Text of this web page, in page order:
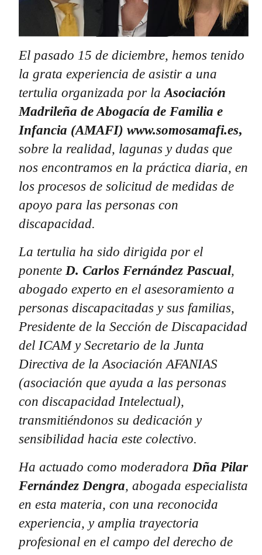
El pasado 15 de diciembre, hemos tenido
la grata experiencia de asistir a una
tertulia organizada por la Asociación
Madrileña de Abogacía de Familia e
Infancia (AMAFI) www.somosamafi.es,
sobre la realidad, lagunas y dudas que
nos encontramos en la práctica diaria, en
los procesos de solicitud de medidas de
apoyo para las personas con
discapacidad.
La tertulia ha sido dirigida por el
ponente D. Carlos Fernández Pascual,
abogado experto en el asesoramiento a
personas discapacitadas y sus familias,
Presidente de la Sección de Discapacidad
del ICAM y Secretario de la Junta
Directiva de la Asociación AFANIAS
(asociación que ayuda a las personas
con discapacidad Intelectual),
transmitiéndonos su dedicación y
sensibilidad hacia este colectivo.
Ha actuado como moderadora Dña Pilar
Fernández Dengra, abogada especialista
en esta materia, con una reconocida
experiencia, y amplia trayectoria
profesional en el campo del derecho de